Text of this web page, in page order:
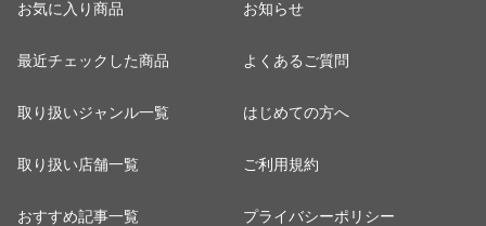
お気に入り商品
最近チェックした商品
取り扱いジャンル一覧
取り扱い店舗一覧
おすすめ記事一覧
お知らせ
よくあるご質問
はじめての方へ
ご利用規約
プライバシーポリシー